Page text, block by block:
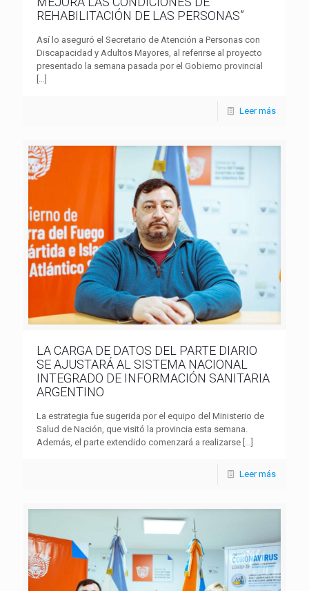
REHABILITACIÓN DE LAS PERSONAS”
Así lo aseguró el Secretario de Atención a Personas con
Discapacidad y Adultos Mayores, al referirse al proyecto
presentado la semana pasada por el Gobierno provincial
[…]
Leer más
LA CARGA DE DATOS DEL PARTE DIARIO
SE AJUSTARÁ AL SISTEMA NACIONAL
INTEGRADO DE INFORMACIÓN SANITARIA
ARGENTINO
La estrategia fue sugerida por el equipo del Ministerio de
Salud de Nación, que visitó la provincia esta semana.
Además, el parte extendido comenzará a realizarse […]
Leer más